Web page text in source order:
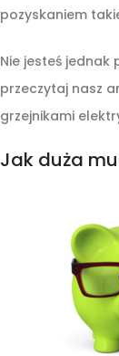
pozyskaniem
Nie jesteś
przeczytaj nasz
grzejnikami
Jak duża